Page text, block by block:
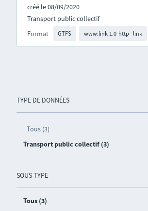
TYPE DE DONNÉES
Tous (3)
Transport public collectif (3)
SOUS-TYPE
Tous (3)
créé le 08/09/2020
Format GTFS www:link-1.0-http--link
Transport public collectif